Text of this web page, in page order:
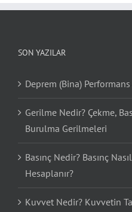
SON YAZILAR
Deprem (Bina)
Gerilme Nedir? Çekme,
Burulma Gerilmeleri
Basınç Nedir? Basınç
Hesaplanır?
Kuvvet Nedir? Kuvvetin